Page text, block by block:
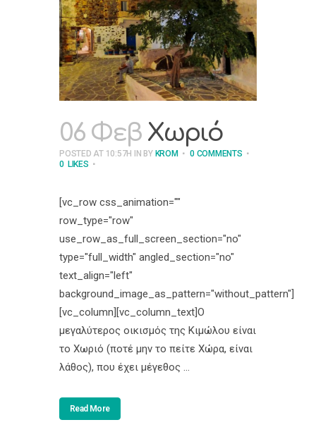
06 Φεβ Χωριό
POSTED AT 10:57H IN BY KROM
0 COMMENTS
0 LIKES
[vc_row css_animation=""
row_type="row"
use_row_as_full_screen_section="no"
type="full_width" angled_section="no"
text_align="left"
background_image_as_pattern="without_pattern"]
[vc_column][vc_column_text]Ο
μεγαλύτερος οικισμός της Κιμώλου είναι
το Χωριό (ποτέ μην το πείτε Χώρα, είναι
λάθος), που έχει μέγεθος ...
Read More